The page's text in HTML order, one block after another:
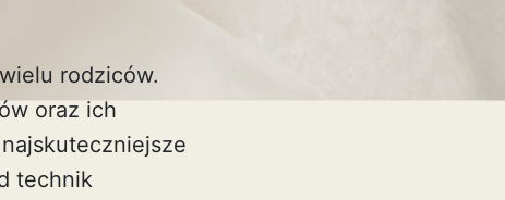
rodziców.
oraz ich
technik